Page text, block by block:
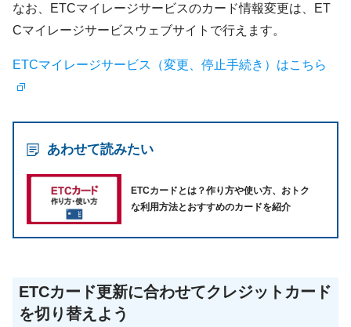
なお、ETCマイレージサービスのカード情報変更は、ET
Cマイレージサービスウェブサイトで行えます。
ETCマイレージサービス（変更、停止手続き）はこちら
あわせて読みたい
ETCカードとは？作り方や使い方、おトク
な利用方法とおすすめのカードを紹介
ETCカード更新に合わせてクレジットカード
を切り替えよう